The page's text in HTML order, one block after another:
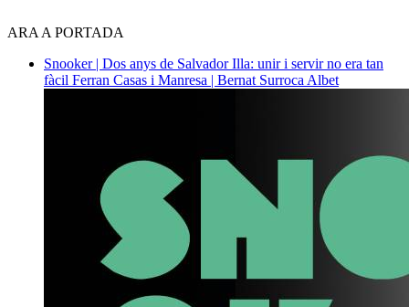
ARA A PORTADA
Snooker | Dos anys de Salvador Illa: unir i servir no era tan
fàcil Ferran Casas i Manresa | Bernat Surroca Albet